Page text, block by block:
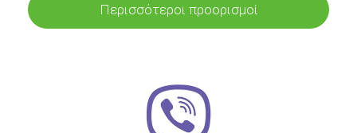
Περισσότεροι προορισμοί